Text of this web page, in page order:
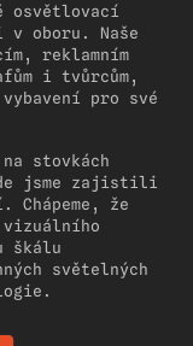
osvětlovací
v oboru. Naše
reklamním
i tvůrcům,
pro své
stovkách
jsme zajistili
Chápeme, že
škálu
světelných